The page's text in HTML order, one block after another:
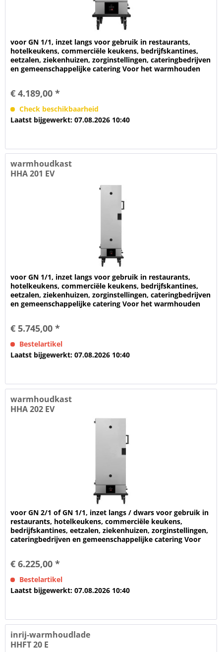
voor GN 1/1, inzet langs voor gebruik in restaurants,
hotelkeukens, commerciële keukens, bedrijfskantines,
eetzalen, ziekenhuizen, zorginstellingen, cateringbedrijven
en gemeenschappelijke catering Voor het warmhouden
€ 4.189,00 *
Check beschikbaarheid
Laatst bijgewerkt: 07.08.2026 10:40
warmhoudkast
HHA 201 EV
voor GN 1/1, inzet langs voor gebruik in restaurants,
hotelkeukens, commerciële keukens, bedrijfskantines,
eetzalen, ziekenhuizen, zorginstellingen, cateringbedrijven
en gemeenschappelijke catering Voor het warmhouden
€ 5.745,00 *
Bestelartikel
Laatst bijgewerkt: 07.08.2026 10:40
warmhoudkast
HHA 202 EV
voor GN 2/1 of GN 1/1, inzet langs / dwars voor gebruik in
restaurants, hotelkeukens, commerciële keukens,
bedrijfskantines, eetzalen, ziekenhuizen, zorginstellingen,
cateringbedrijven en gemeenschappelijke catering Voor
€ 6.225,00 *
Bestelartikel
Laatst bijgewerkt: 07.08.2026 10:40
inrij-warmhoudlade
HHFT 20 E